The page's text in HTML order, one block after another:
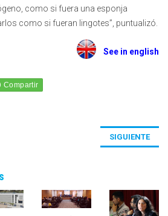
como si fuera una esponja
como si fueran lingotes”, puntualizó.
See in english
SIGUIENTE